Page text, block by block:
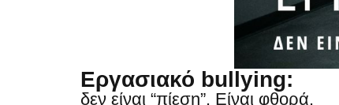
Εργασιακό bullying:
δεν είναι “πίεση”. Είναι φθορά.